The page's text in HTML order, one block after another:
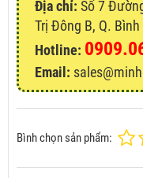
Địa chỉ: Số 7
Trị Đông B, Q. Bình
Hotline:
Email:
Bình chọn sản phẩm: